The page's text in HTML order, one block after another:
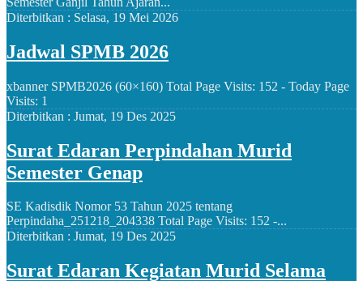
Diterbitkan : Selasa, 19 Mei 2026
Jadwal SPMB 2026
xbanner SPMB2026 (60×160) Total Page Visits: 152 - Today Page
Visits: 1
Diterbitkan : Jumat, 19 Des 2025
Surat Edaran Perpindahan Murid
Semester Genap
SE Kadisdik Nomor 53 Tahun 2025 tentang
Perpindaha_251218_204338 Total Page Visits: 152 -...
Diterbitkan : Jumat, 19 Des 2025
Surat Edaran Kegiatan Murid Selama